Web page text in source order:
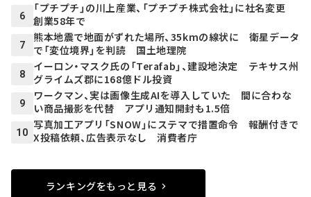
6
「プチプチ」の川上産業、「プチプチ株式会社」に社名変更
創業58年で
7
熊本地震で地面がずれた場所、35kmの線状に 衛星データ
で「変位境界」を判読 国土地理院
8
イーロン・マスク氏の「Terafab」、建設地決定 テキサス州
グライムズ郡に168億ドル投資
9
ワークマン、実は画像生成AIを導入していた 間に合わな
い商品撮影を代替 アプリ通知開封も1.5倍
10
写真加工アプリ「SNOW」にステマで措置命令 報酬付きで
X投稿依頼、広告表示なし 消費者庁
ランキングをもっと見る